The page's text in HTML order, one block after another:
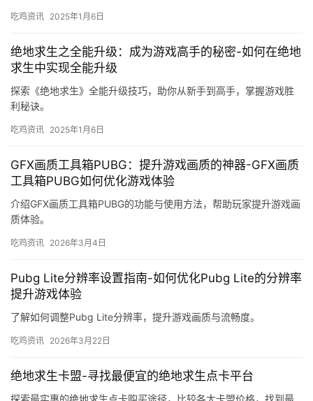
吃鸡资讯 2025年1月6日
绝地求生之全能升级：成为游戏高手的秘密-如何在绝地
求生中实现全能升级
探索《绝地求生》全能升级技巧，助你从新手到高手，掌握游戏胜
利秘诀。
吃鸡资讯 2025年1月6日
GFX画质工具箱PUBG：提升游戏画质的神器-GFX画质
工具箱PUBG如何优化游戏体验
介绍GFX画质工具箱PUBG的功能与使用方法，帮助玩家提升游戏画
质体验。
吃鸡资讯 2026年3月4日
Pubg Lite分辨率设置指南-如何优化Pubg Lite的分辨率
提升游戏体验
了解如何调整Pubg Lite分辨率，提升游戏画质与流畅度。
吃鸡资讯 2026年3月22日
绝地求生卡盟-寻找最便宜的绝地求生点卡平台